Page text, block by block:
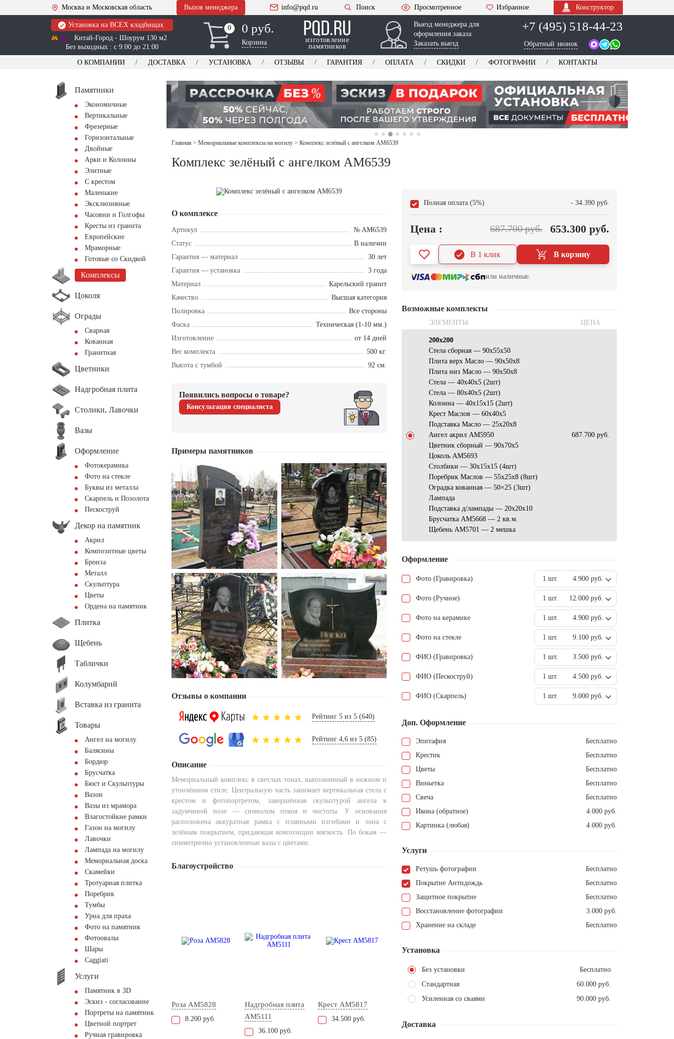
Москва и Московская область Вызов менеджера info@pqd.ru Поиск Просмотренное Избранное Конструктор
Установка на ВСЕХ кладбищах
Китай-Город - Шоурум 130 м2
Без выходных : с 9:00 до 21:00
0
0 0 руб.
Корзина
изготовление
памятников
Выезд менеджера для
оформления заказа
Заказать выезд
+7 (495) 518-44-23
Обратный звонок
О КОМПАНИИ ДОСТАВКА УСТАНОВКА ОТЗЫВЫ ГАРАНТИЯ ОПЛАТА СКИДКИ ФОТОГРАФИИ КОНТАКТЫ
Памятники
Экономичные
Вертикальные
Фрезерные
Горизонтальные
Двойные
Арки и Колонны
Элитные
С крестом
Маленькие
Эксклюзивные
Часовни и Голгофы
Кресты из гранита
Европейские
Мраморные
Готовые со Скидкой
Комплексы
Цоколя
Ограды
Сварная
Кованная
Гранитная
Цветники
Надгробная плита
Столики, Лавочки
Вазы
Оформление
Фотокерамика
Фото на стекле
Буквы из металла
Скарпель и Позолота
Пескоструй
Декор на памятник
Акрил
Композитные цветы
Бронза
Металл
Скульптура
Цветы
Ордена на памятник
Плитка
Щебень
Таблички
Колумбарий
Вставка из гранита
Товары
Ангел на могилу
Балясины
Бордюр
Брусчатка
Бюст и Скульптуры
Вазон
Вазы из мрамора
Влагостойкие рамки
Газон на могилу
Лавочки
Лампада на могилу
Мемориальная доска
Скамейки
Тротуарная плитка
Поребрик
Тумбы
Урна для праха
Фото на памятник
Фотоовалы
Шары
Сaggiati
Услуги
Памятник в 3D
Эскиз - согласование
Портреты на памятник
Цветной портрет
Ручная гравировка
Главная > Мемориальные комплексы на могилу > Комплекс зелёный с ангелком AM6539
Комплекс зелёный с ангелком AM6539
О комплексе
Артикул
№ AM6539
Статус
В наличии
Гарантия — материал
30 лет
Гарантия — установка
3 года
Материал
Карельский гранит
Качество
Высшая категория
Полировка
Все стороны
Фаска
Техническая (1-10 мм.)
Изготовление
от 14 дней
Вес комплекта
500 кг.
Высота с тумбой
92 см.
Появились вопросы о товаре?
Консультация специалиста
Примеры памятников
Отзывы о компании
Рейтинг 5 из 5 (640)
Рейтинг 4,6 из 5 (85)
Описание
Мемориальный комплекс в светлых тонах, выполненный в нежном и
утончённом стиле. Центральную часть занимает вертикальная стела с
крестом и фотопортретом, завершённая скульптурой ангела в
задумчивой позе — символом покоя и чистоты. У основания
расположена аккуратная рамка с плавными изгибами и зона с
зелёным покрытием, придающая композиции мягкость. По бокам —
симметрично установленные вазы с цветами.
Благоустройство
Роза AM5828
8.200 руб.
Надгробная плита
AM5111
36.100 руб.
Крест AM5817
34.500 руб.
Полная оплата (5%) - 34.390 руб.
Цена : 687.700 руб. 653.300 руб.
В корзину
В 1 клик
или наличные.
Возможные комплекты
ЭЛЕМЕНТЫ ЦЕНА
200х200
Стела сборная — 90x55x50
Плита верх Масло — 90x50x8
Плита низ Масло — 90x50x8
Стела — 40х40х5 (2шт)
Стела — 80х40х5 (2шт)
Колонна — 40х15х15 (2шт)
Крест Маслов — 60x40x5
Подставка Масло — 25x20x8
Ангел акрил AM5950
Цветник сборный — 90x70x5
Цоколь AM5693
Столбики — 30x15x15 (4шт)
Поребрик Маслов — 55x25x8 (8шт)
Оградка кованная — 50×25 (3шт)
Лампада
Подставка д/лампады — 20х20х10
Брусчатка АМ5668 — 2 кв.м.
Щебень AM5701 — 2 мешка
687.700 руб.
Оформление
Фото (Гравировка) 1 шт. 4.900 руб.
Фото (Ручное) 1 шт. 12.000 руб.
Фото на керамике 1 шт. 4.900 руб.
Фото на стекле 1 шт. 9.100 руб.
ФИО (Гравировка) 1 шт. 3.500 руб.
ФИО (Пескоструй) 1 шт. 4.500 руб.
ФИО (Скарпель) 1 шт. 9.000 руб.
Доп. Оформление
Эпитафия
Бесплатно
Крестик
Бесплатно
Цветы
Бесплатно
Виньетка
Бесплатно
Свеча
Бесплатно
Икона (обратное)
4.000 руб.
Картинка (любая)
4.000 руб.
Услуги
Ретушь фотографии
Бесплатно
Покрытие Антидождь
Бесплатно
Защитное покрытие
Бесплатно
Восстановление фотографии
3.000 руб.
Хранение на складе
Бесплатно
Установка
Без установки
Бесплатно
Стандартная
60.000 руб.
Усиленная со сваями
90.000 руб.
Доставка